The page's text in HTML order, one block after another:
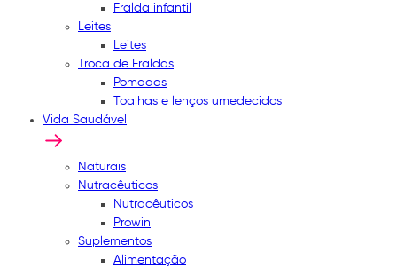
Fralda infantil
Leites
Leites
Troca de Fraldas
Pomadas
Toalhas e lenços umedecidos
Vida Saudável
Naturais
Nutracêuticos
Nutracêuticos
Prowin
Suplementos
Alimentação